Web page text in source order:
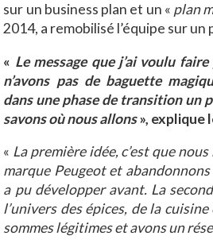
sur un business plan et un « plan
2014, a remobilisé l’équipe sur un
« Le message que j’ai voulu faire
n’avons pas de baguette
dans une phase de transition un
savons où nous allons», explique
« La première idée, c’est que
marque Peugeot et
a pu développer avant. La
l’univers des épices, de la
sommes légitimes et avons un